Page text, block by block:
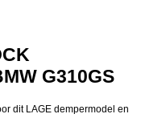
G310GS
dit LAGE dempermodel en